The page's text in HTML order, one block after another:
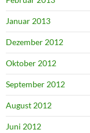
Januar 2013
Dezember 2012
Oktober 2012
September 2012
August 2012
Juni 2012